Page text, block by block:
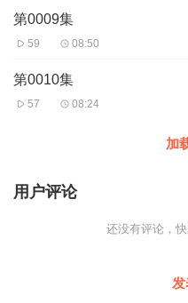
第0009集
59 08:50
第0010集
57 08:24
加
用户评论
还没有评论，